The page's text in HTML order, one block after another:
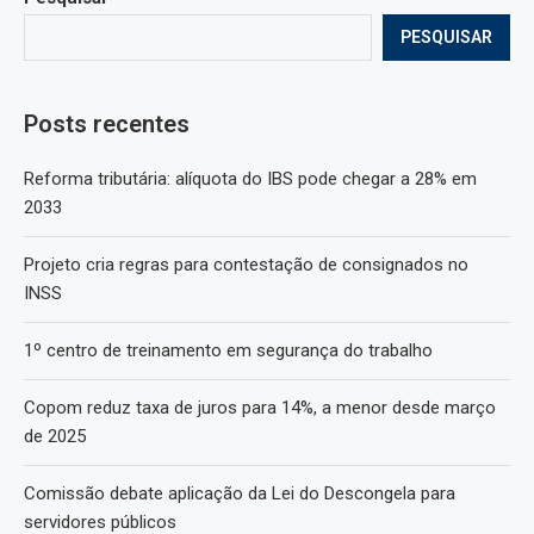
PESQUISAR
Posts recentes
Reforma tributária: alíquota do IBS pode chegar a 28% em
2033
Projeto cria regras para contestação de consignados no
INSS
1º centro de treinamento em segurança do trabalho
Copom reduz taxa de juros para 14%, a menor desde março
de 2025
Comissão debate aplicação da Lei do Descongela para
servidores públicos